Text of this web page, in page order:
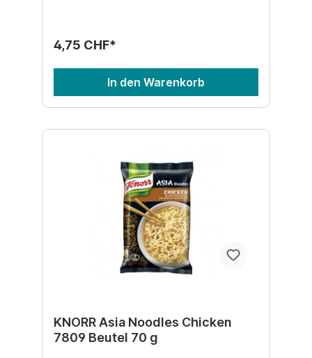
4,75 CHF*
In den Warenkorb
KNORR Asia Noodles Chicken
7809 Beutel 70 g